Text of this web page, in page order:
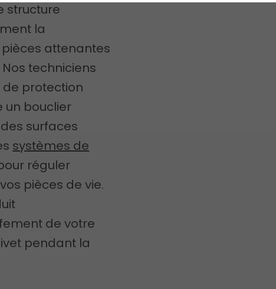
structure
la
attenantes
techniciens
protection
un bouclier
surfaces
systèmes de
réguler
pièces de vie.
de votre
pendant la